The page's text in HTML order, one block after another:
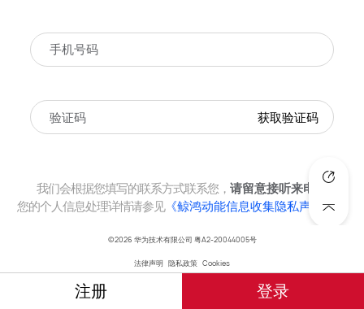
获取验证码
我们会根据您填写的联系方式联系您， 请留意接听来电。
您的个人信息处理详情请参见《鲸鸿动能信息收集隐私声明》
立即预约
©2026 华为技术有限公司 粤A2-20044005号
法律声明 隐私政策 Cookies
注册 登录